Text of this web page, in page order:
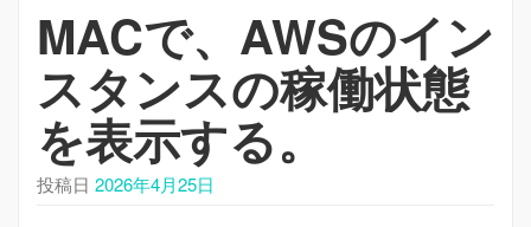
MACで、AWSのイン
スタンスの稼働状態
を表示する。
投稿日 2026年4月25日